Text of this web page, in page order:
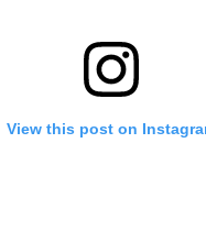
View this post on